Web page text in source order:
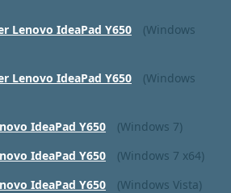
Lenovo IdeaPad Y650
(Windows
Lenovo IdeaPad Y650
(Windows
IdeaPad Y650
(Windows 7)
IdeaPad Y650
(Windows 7 x64)
IdeaPad Y650
(Windows Vista)